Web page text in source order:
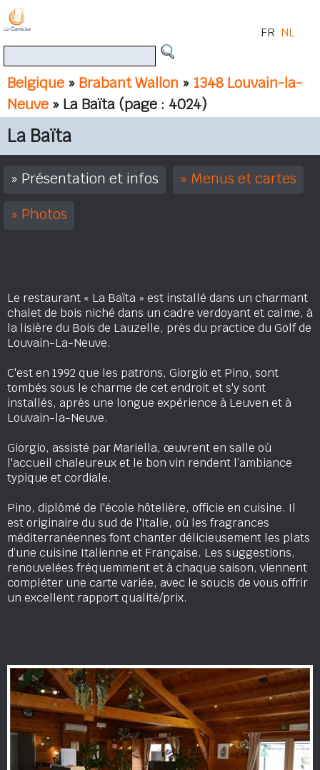
Belgique » Brabant Wallon » 1348 Louvain-la-
Neuve » La Baïta (page : 4024)
FR NL
La Baïta
Présentation et infos
Menus et cartes
Photos
Le restaurant « La Baïta » est installé dans un charmant
chalet de bois niché dans un cadre verdoyant et calme, à
la lisière du Bois de Lauzelle, près du practice du Golf de
Louvain-La-Neuve.
C'est en 1992 que les patrons, Giorgio et Pino, sont
tombés sous le charme de cet endroit et s'y sont
installés, après une longue expérience à Leuven et à
Louvain-la-Neuve.
Giorgio, assisté par Mariella, œuvrent en salle où
l'accueil chaleureux et le bon vin rendent l’ambiance
typique et cordiale.
Pino, diplômé de l'école hôtelière, officie en cuisine. Il
est originaire du sud de l'Italie, où les fragrances
méditerranéennes font chanter délicieusement les plats
d’une cuisine Italienne et Française. Les suggestions,
renouvelées fréquemment et à chaque saison, viennent
compléter une carte variée, avec le soucis de vous offrir
un excellent rapport qualité/prix.